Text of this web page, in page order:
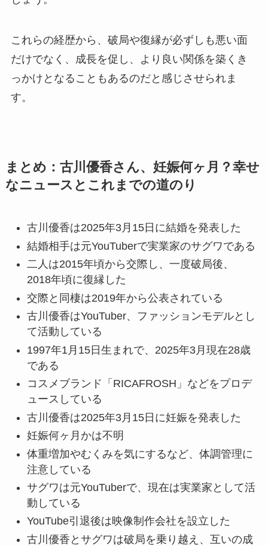
これらの経歴から、破局や復縁が必ずしも悪い面
だけでなく、成長を促し、より良い関係を築くき
っかけとなることもあるのだと感じさせられま
す。
まとめ：古川優香さん、妊娠何ヶ月？幸せ
なニュースとこれまでの道のり
古川優香は2025年3月15日に結婚を発表した
結婚相手は元YouTuberで実業家のサグワである
二人は2015年頃から交際し、一度破局後、
2018年頃に復縁した
交際と同棲は2019年から公表されている
古川優香はYouTuber、ファッションモデルとし
て活動している
1997年1月15日生まれで、2025年3月現在28歳
である
コスメブランド「RICAFROSH」などをプロデ
ュースしている
古川優香は2025年3月15日に妊娠を発表した
妊娠何ヶ月かは不明
体重増加やむくみを気にするなど、体調管理に
注意している
サグワは元YouTuberで、現在は実業家として活
動している
YouTube引退後は映像制作会社を設立した
古川優香とサグワは破局を乗り越え、互いの成